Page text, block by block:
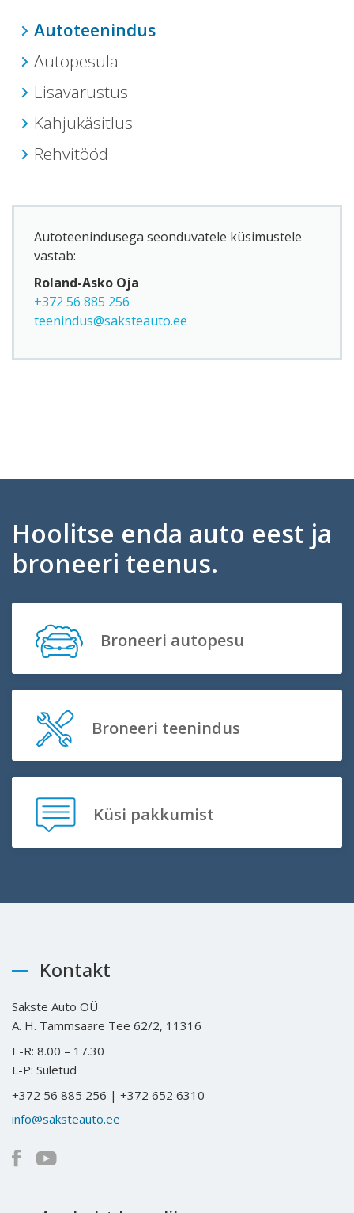
Autoteenindus
Autopesula
Lisavarustus
Kahjukäsitlus
Rehvitööd
Autoteenindusega seonduvatele küsimustele
vastab:
Roland-Asko Oja
+372 56 885 256
teenindus@saksteauto.ee
Hoolitse enda auto eest ja
broneeri teenus.
Broneeri autopesu
Broneeri teenindus
Küsi pakkumist
Kontakt
Sakste Auto OÜ
A. H. Tammsaare Tee 62/2, 11316
E-R: 8.00 – 17.30
L-P: Suletud
+372 56 885 256 | +372 652 6310
info@saksteauto.ee